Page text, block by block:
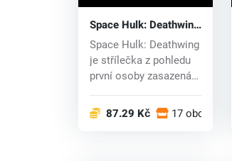
Space Hulk: Deathwing
(PC) CD key
Space Hulk: Deathwing
je střílečka z pohledu
první osoby zasazená
87.29 Kč 17 obchodech